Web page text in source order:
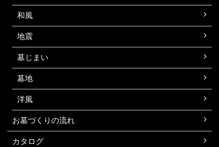
和風
地震
墓じまい
墓地
洋風
お墓づくりの流れ
カタログ